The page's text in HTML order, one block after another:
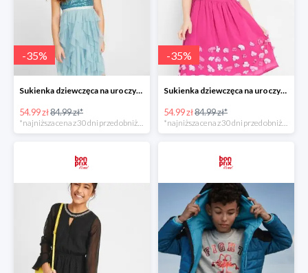
-35%
Sukienka dziewczęca na uroczyste okazje z tiulowymi falbanami i cekinami -35%
54.99 zł84.99 zł*
*najniższa cena z 30 dni przed obniżką
-35%
Sukienka dziewczęca na uroczyste okazje Różowa Magnolia -35%
54.99 zł84.99 zł*
*najniższa cena z 30 dni przed obniżką